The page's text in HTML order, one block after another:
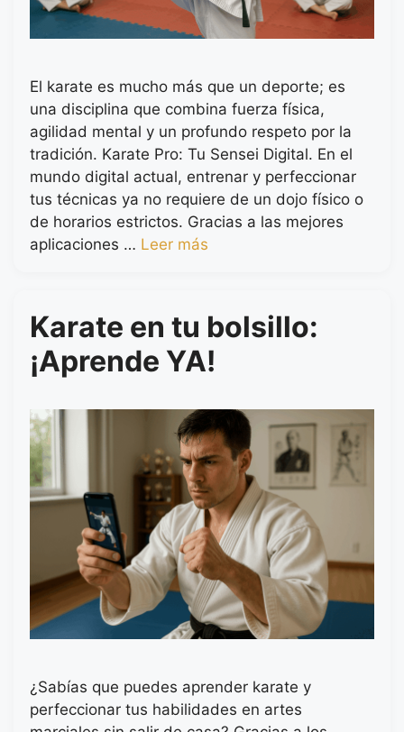
El karate es mucho más que un deporte; es
una disciplina que combina fuerza física,
agilidad mental y un profundo respeto por la
tradición. Karate Pro: Tu Sensei Digital. En el
mundo digital actual, entrenar y perfeccionar
tus técnicas ya no requiere de un dojo físico o
de horarios estrictos. Gracias a las mejores
aplicaciones … Leer más
Karate en tu bolsillo:
¡Aprende YA!
¿Sabías que puedes aprender karate y
perfeccionar tus habilidades en artes